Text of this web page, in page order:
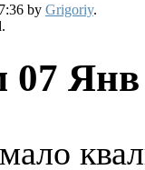
by Grigoriy.
07